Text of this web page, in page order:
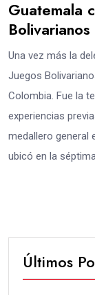
Guatemala
Una vez más la
Juegos
Colombia. Fue la
experiencias
medallero general
ubicó en la
Últimos